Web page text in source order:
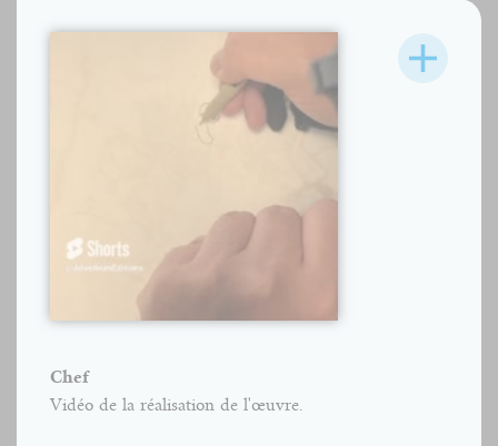
Chef
Vidéo de la réalisation de l'œuvre.